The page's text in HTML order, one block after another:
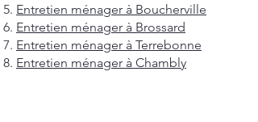
Entretien ménager à Boucherville
Entretien ménager à Brossard
Entretien ménager à Terrebonne
Entretien ménager à Chambly